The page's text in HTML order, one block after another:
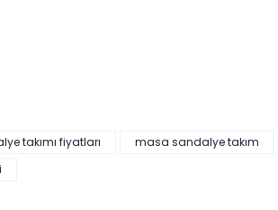
takımı fiyatları
masa sandalye takım